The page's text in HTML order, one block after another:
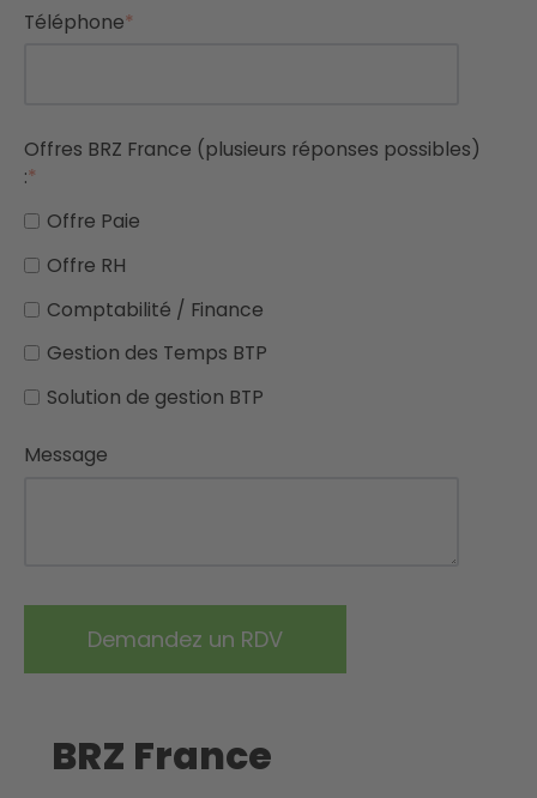
Téléphone*
Offres BRZ France (plusieurs réponses possibles)
:*
Offre Paie
Offre RH
Comptabilité / Finance
Gestion des Temps BTP
Solution de gestion BTP
Message
BRZ France